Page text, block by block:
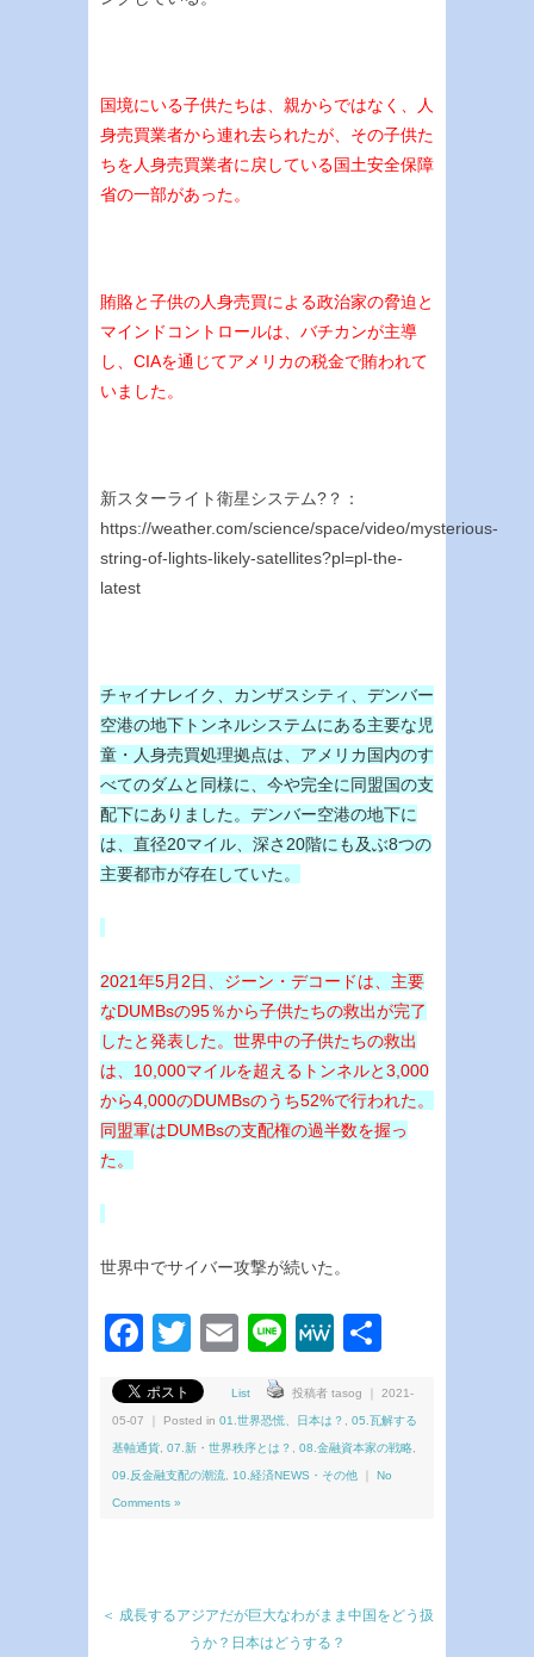
国境にいる子供たちは、親からではなく、人
身売買業者から連れ去られたが、その子供た
ちを人身売買業者に戻している国土安全保障
省の一部があった。
賄賂と子供の人身売買による政治家の脅迫と
マインドコントロールは、バチカンが主導
し、CIAを通じてアメリカの税金で賄われて
いました。
新スターライト衛星システム?？：
https://weather.com/science/space/video/mysterious-
string-of-lights-likely-satellites?pl=pl-the-
latest
チャイナレイク、カンザスシティ、デンバー
空港の地下トンネルシステムにある主要な児
童・人身売買処理拠点は、アメリカ国内のす
べてのダムと同様に、今や完全に同盟国の支
配下にありました。デンバー空港の地下に
は、直径20マイル、深さ20階にも及ぶ8つの
主要都市が存在していた。
2021年5月2日、ジーン・デコードは、主要
なDUMBsの95％から子供たちの救出が完了
したと発表した。世界中の子供たちの救出
は、10,000マイルを超えるトンネルと3,000
から4,000のDUMBsのうち52%で行われた。
同盟軍はDUMBsの支配権の過半数を握っ
た。
世界中でサイバー攻撃が続いた。
Facebook
Twitter
EmailLineMeWe
List 投稿者 tasog ｜ 2021-
05-07 ｜ Posted in 01.世界恐慌、日本は？ 05.瓦解する
基軸通貨 07.新・世界秩序とは？ 08.金融資本家の戦略
09.反金融支配の潮流 10.経済NEWS・その他 No
Comments »
＜ 成長するアジアだが巨大なわがまま中国をどう扱
うか？日本はどうする？